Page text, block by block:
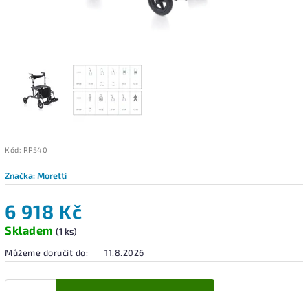
Kód: RP540
Značka:Moretti
6 918 Kč
Skladem (1 ks)
Můžeme doručit do:
11.8.2026